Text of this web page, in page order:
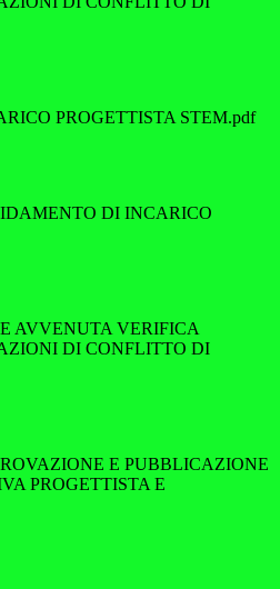
PROGETTISTA STEM.pdf
DI INCARICO
AVVENUTA VERIFICA
DI CONFLITTO DI
E PUBBLICAZIONE
PROGETTISTA E